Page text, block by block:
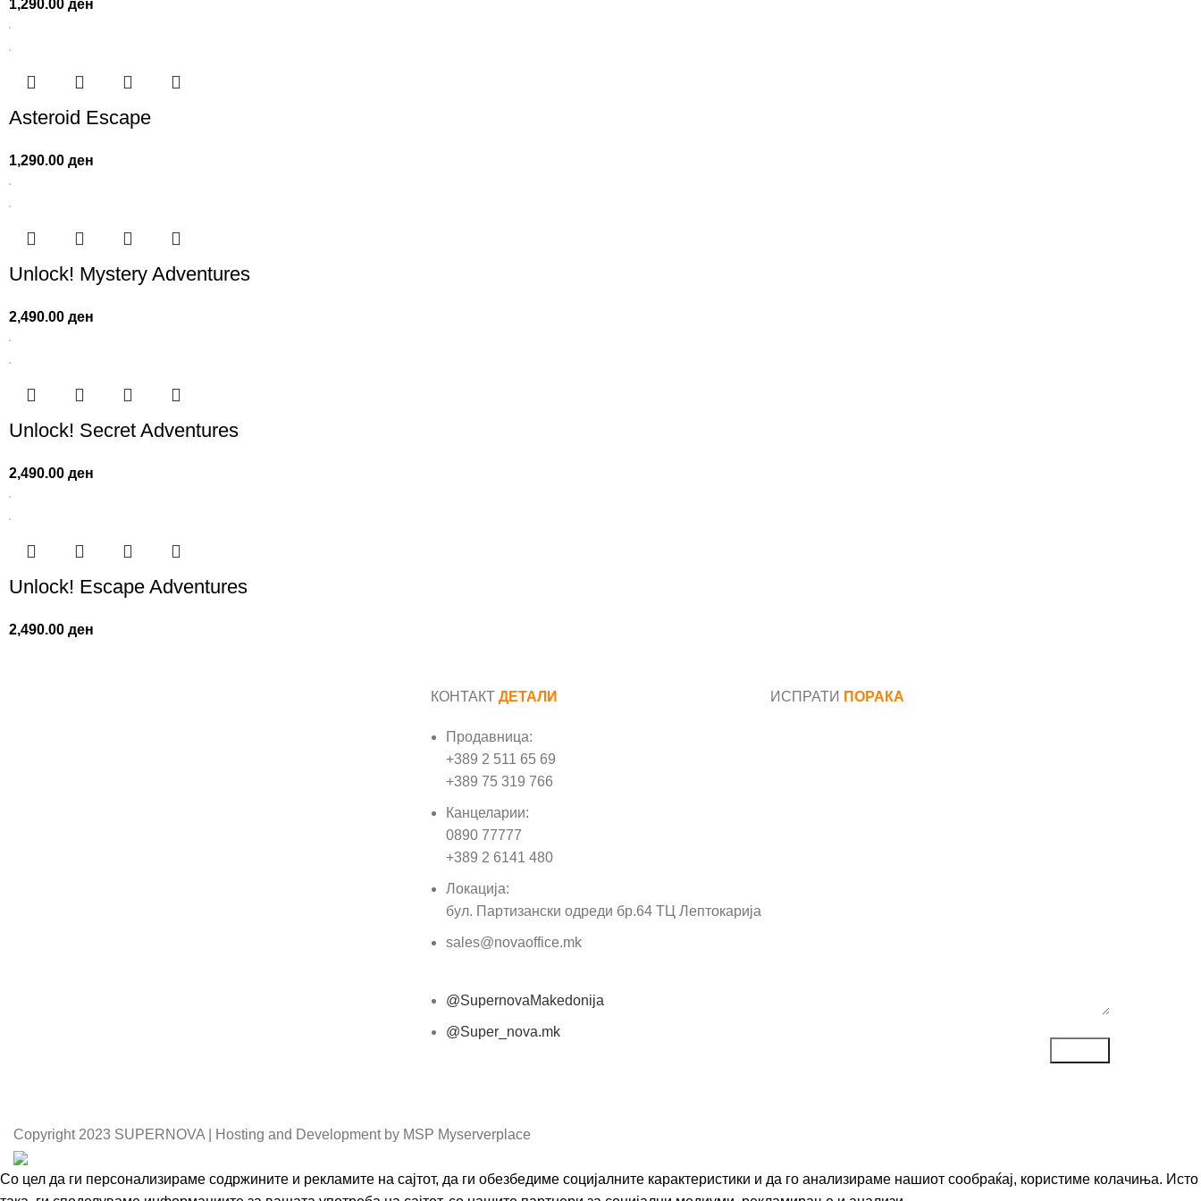
1,290.00ден
Asteroid Escape
1,290.00ден
Unlock! Mystery Adventures
2,490.00ден
Unlock! Secret Adventures
2,490.00ден
Unlock! Escape Adventures
2,490.00ден
КОНТАКТ ДЕТАЛИ
Продавница:
+389 2 511 65 69
+389 75 319 766
Канцеларии:
0890 77777
+389 2 6141 480
Локација:
бул. Партизански одреди бр.64 ТЦ Лептокарија
sales@novaoffice.mk
@SupernovaMakedonija
@Super_nova.mk
ИСПРАТИ ПОРАКА
Copyright 2023 SUPERNOVA | Hosting and Development by MSP Myserverplace
Со цел да ги персонализираме содржините и рекламите на сајтот, да ги обезбедиме социјалните карактеристики и да го анализираме нашиот сообраќај, користиме колачиња. Исто